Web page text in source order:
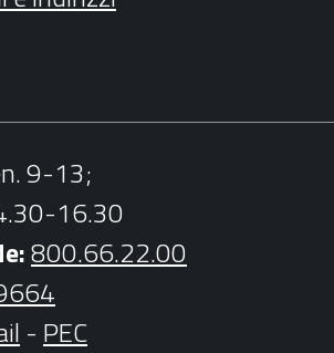
9-13;
16.30
800.66.22.00
- PEC